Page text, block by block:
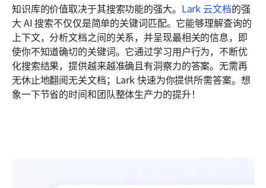
知识库的价值取决于其搜索功能的强大。 Lark 云文档的强
大 AI 搜索不仅仅是简单的关键词匹配。它能够理解查询的
上下文，分析文档之间的关系，并呈现最相关的信息，即
使你不知道确切的关键词。它通过学习用户行为，不断优
化搜索结果，提供越来越准确且有洞察力的答案。无需再
无休止地翻阅无关文档；Lark 快速为你提供所需答案。想
象一下节省的时间和团队整体生产力的提升！